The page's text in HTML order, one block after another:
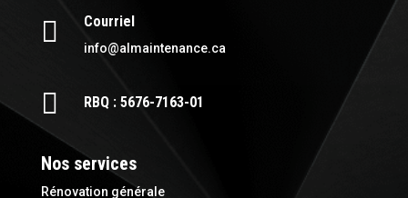
 Courriel
info@almaintenance.ca
 RBQ : 5676-7163-01
Nos services
Rénovation générale